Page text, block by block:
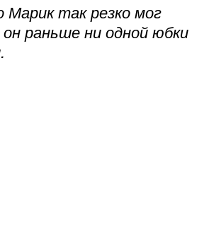
так резко мог
раньше ни одной юбки